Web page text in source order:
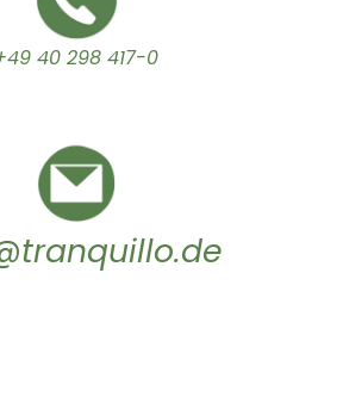
40 298 417-0